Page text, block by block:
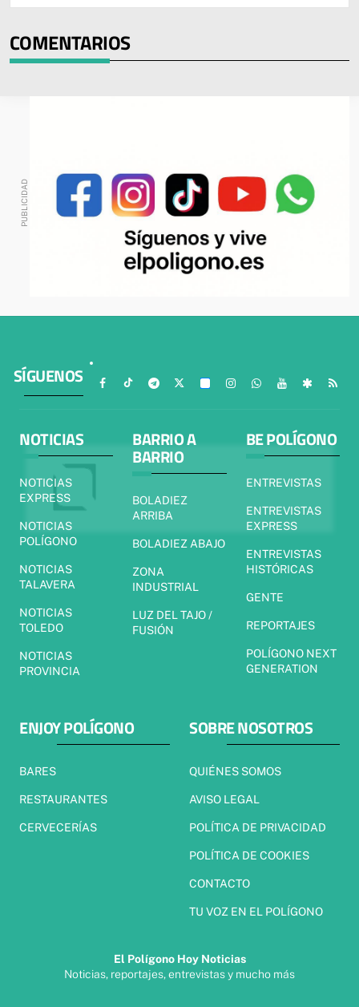
COMENTARIOS
SÍGUENOS
NOTICIAS
NOTICIAS
EXPRESS
NOTICIAS
POLÍGONO
NOTICIAS
TALAVERA
NOTICIAS
TOLEDO
NOTICIAS
PROVINCIA
BARRIO A
BARRIO
BOLADIEZ
ARRIBA
BOLADIEZ ABAJO
ZONA
INDUSTRIAL
LUZ DEL TAJO /
FUSIÓN
BE POLÍGONO
ENTREVISTAS
ENTREVISTAS
EXPRESS
ENTREVISTAS
HISTÓRICAS
GENTE
REPORTAJES
POLÍGONO NEXT
GENERATION
ENJOY POLÍGONO
BARES
RESTAURANTES
CERVECERÍAS
SOBRE NOSOTROS
QUIÉNES SOMOS
AVISO LEGAL
POLÍTICA DE PRIVACIDAD
POLÍTICA DE COOKIES
CONTACTO
TU VOZ EN EL POLÍGONO
El Polígono Hoy Noticias
Noticias, reportajes, entrevistas y mucho más